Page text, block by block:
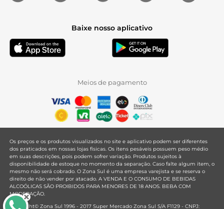
Baixe nosso aplicativo
Meios de pagamento
Os preços e os produtos visualizados no site e aplicativo podem ser diferentes
dos praticados em nossas lojas físicas. Os itens pesáveis possuem peso médio
em suas descrições, pois podem sofrer variação. Produtos sujeitos à
disponibilidade de estoque no momento da separação. Caso falte algum item, o
mesmo não será cobrado. O Zona Sul é uma empresa varejista e se reserva o
direito de não vender por atacado. A VENDA E O CONSUMO DE BEBIDAS
ALCOÓLICAS SÃO PROIBIDOS PARA MENORES DE 18 ANOS. BEBA COM
MODERAÇÃO.
Copyright© Zona Sul 1996 - 2017 Super Mercado Zona Sul S/A F1129 - CNPJ: